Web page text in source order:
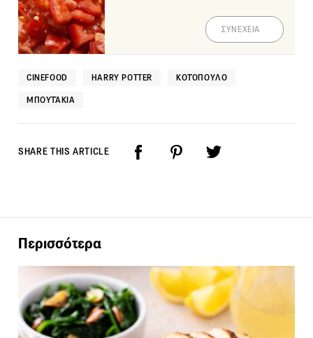
ΣΥΝΕΧΕΙΑ
CINEFOOD HARRY POTTER ΚΟΤΌΠΟΥΛΟ
ΜΠΟΥΤΆΚΙΑ
SHARE THIS ARTICLE
Περισσότερα